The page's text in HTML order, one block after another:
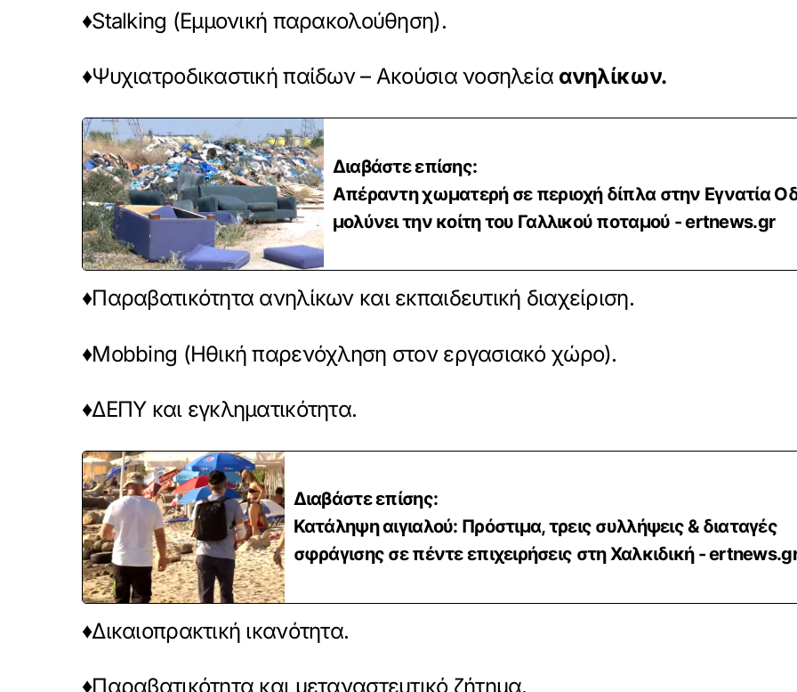
♦Stalking (Εμμονική παρακολούθηση).
♦Ψυχιατροδικαστική παίδων – Ακούσια νοσηλεία ανηλίκων.
Διαβάστε επίσης:
Απέραντη χωματερή σε περιοχή δίπλα στην Εγνατία
μολύνει την κοίτη του Γαλλικού ποταμού - ertnews.gr
♦Παραβατικότητα ανηλίκων και εκπαιδευτική διαχείριση.
♦Mobbing (Ηθική παρενόχληση στον εργασιακό χώρο).
♦ΔΕΠΥ και εγκληματικότητα.
Διαβάστε επίσης:
Κατάληψη αιγιαλού: Πρόστιμα, τρεις συλλήψεις & διαταγές
σφράγισης σε πέντε επιχειρήσεις στη Χαλκιδική -
♦Δικαιοπρακτική ικανότητα.
♦Παραβατικότητα και μεταναστευτικό ζήτημα.